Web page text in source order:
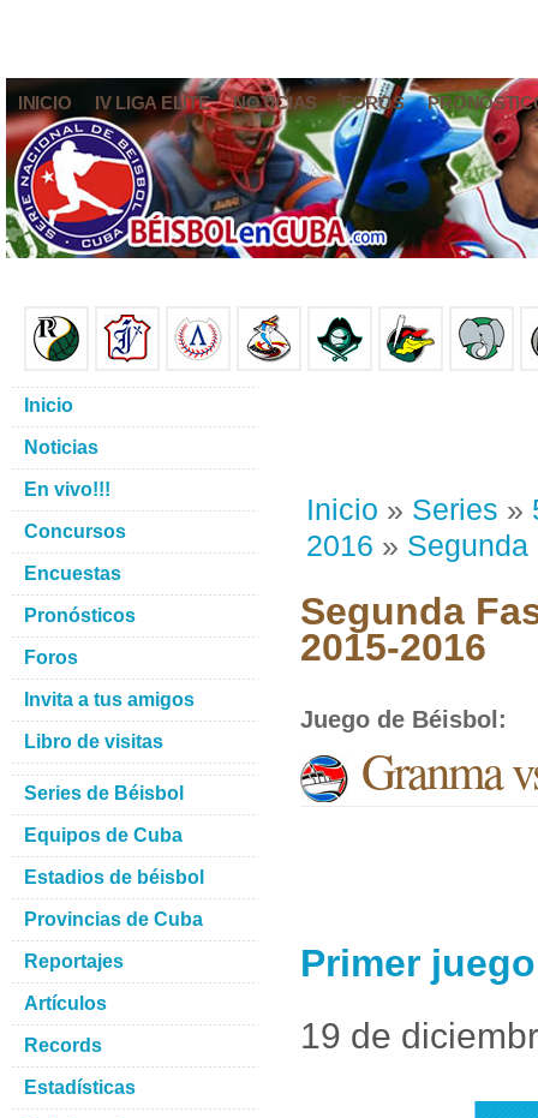
INICIO IV LIGA ELITE NOTICIAS FOROS
Inicio » Series »
2016 » Segunda
Segunda
2015-2016
Juego de Béisbol :
Granma
Primer
19 de
Inicio
Noticias
En vivo!!!
Concursos
Encuestas
Pronósticos
Foros
Invita a tus amigos
Libro de visitas
Series de Béisbol
Equipos de Cuba
Estadios de béisbol
Provincias de Cuba
Reportajes
Artículos
Records
Estadísticas